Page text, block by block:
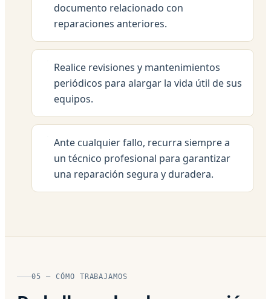
documento relacionado con
reparaciones anteriores.
Realice revisiones y mantenimientos
periódicos para alargar la vida útil de sus
equipos.
Ante cualquier fallo, recurra siempre a
un técnico profesional para garantizar
una reparación segura y duradera.
05 — CÓMO TRABAJAMOS